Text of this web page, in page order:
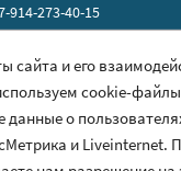
914-273-40-15
данных
сайта и его
cookie-
данные о
и Liveinternet.